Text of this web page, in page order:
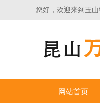
您好，欢迎来到玉
网站首页